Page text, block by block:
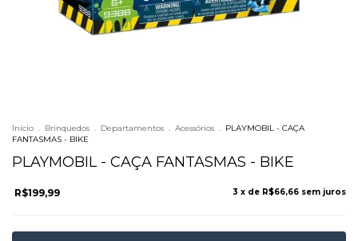
Início . Brinquedos . Departamentos . Acessórios . PLAYMOBIL - CAÇA
FANTASMAS - BIKE
PLAYMOBIL - CAÇA FANTASMAS - BIKE
R$199,99 3 x de R$66,66 sem juros